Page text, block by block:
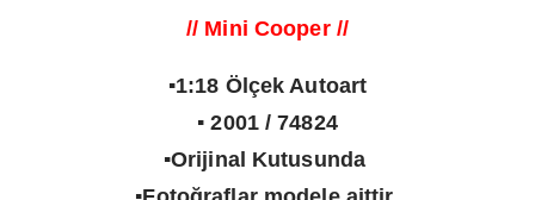
// Mini Cooper//
▪️1:18 Ölçek Autoart
▪️ 2001 / 74824
▪️Orijinal Kutusunda